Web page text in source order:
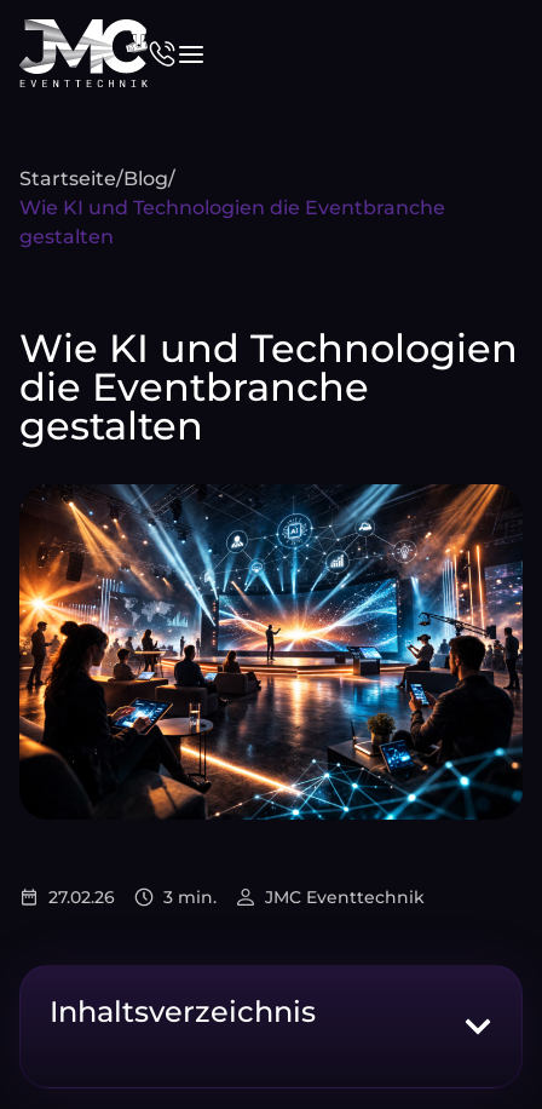
Startseite/Blog/
Wie KI und Technologien die Eventbranche
gestalten
Wie KI und Technologien
die Eventbranche
gestalten
27.02.26 3 min. JMC Eventtechnik
Inhaltsverzeichnis